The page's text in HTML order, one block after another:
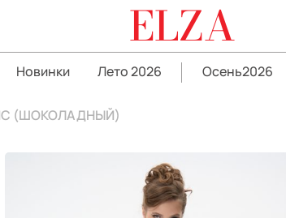
ELZA
Новинки Лето 2026 Осень2026
(ШОКОЛАДНЫЙ)